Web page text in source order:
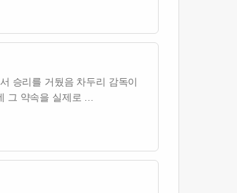
승리를 거뒀음 차두리 감독이
그 약속을 실제로 …